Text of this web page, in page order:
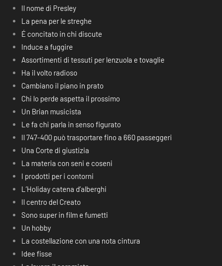
Il nome di Presley
La pena per le streghe
É concitato in chi discute
Induce a fuggire
Assortimenti di tessuti per lenzuola e tovaglie
Ha il volto radioso
Cambiano il piano in prato
Chi lo perde aspetta il prossimo
Un Brian musicista
Le fa chi parla in senso figurato
Il 747-400 può trasportare fino a 660 passeggeri
Una Corte di giustizia
La materia con seni e coseni
I prodotti per i contorni
L’Holiday catena d’alberghi
Il centro del Creato
Sono super in film e fumetti
Un hobby
La costellazione con una nota cintura
Idee fisse